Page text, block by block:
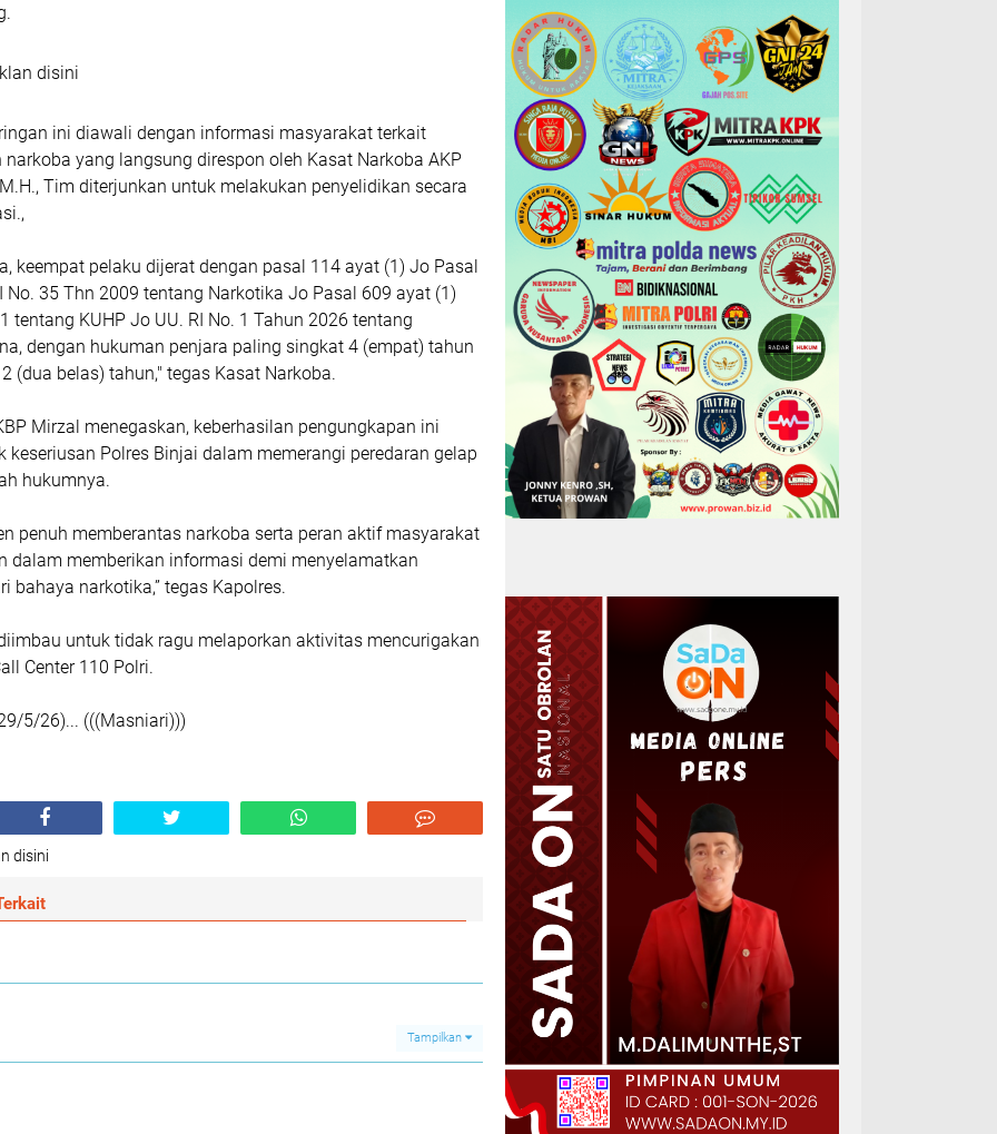
disini
ini diawali dengan informasi masyarakat terkait
narkoba yang langsung direspon oleh Kasat Narkoba AKP
Tim diterjunkan untuk melakukan penyelidikan secara
keempat pelaku dijerat dengan pasal 114 ayat (1) Jo Pasal
No. 35 Thn 2009 tentang Narkotika Jo Pasal 609 ayat (1)
tentang KUHP Jo UU. RI No. 1 Tahun 2026 tentang
dengan hukuman penjara paling singkat 4 (empat) tahun
(dua belas) tahun," tegas Kasat Narkoba.
Mirzal menegaskan, keberhasilan pengungkapan ini
keseriusan Polres Binjai dalam memerangi peredaran gelap
hukumnya.
penuh memberantas narkoba serta peran aktif masyarakat
dalam memberikan informasi demi menyelamatkan
bahaya narkotika,” tegas Kapolres.
untuk tidak ragu melaporkan aktivitas mencurigakan
Center 110 Polri.
5/26)... (((Masniari)))
disini
Tampilkan